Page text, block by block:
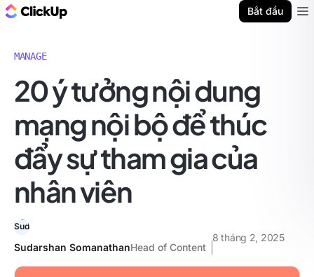
Bắt đầu
MANAGE
20 ý tưởng nội dung
mạng nội bộ để thúc
đẩy sự tham gia của
nhân viên
Sudarshan SomanathanHead of Content
8 tháng 2, 2025